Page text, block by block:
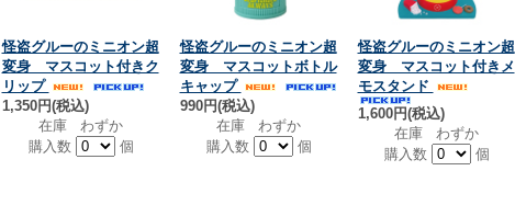
怪盗グルーのミニオン超
変身 マスコット付きク
リップ
1,350円(税込)
在庫 わずか
購入数
個
怪盗グルーのミニオン超
変身 マスコットボトル
キャップ
990円(税込)
在庫 わずか
購入数
個
怪盗グルーのミニオン超
変身 マスコット付きメ
モスタンド
1,600円(税込)
在庫 わずか
購入数
個